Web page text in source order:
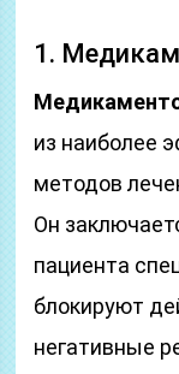
1.
из наиболее
методов
Он
пациента
блокируют
негативные